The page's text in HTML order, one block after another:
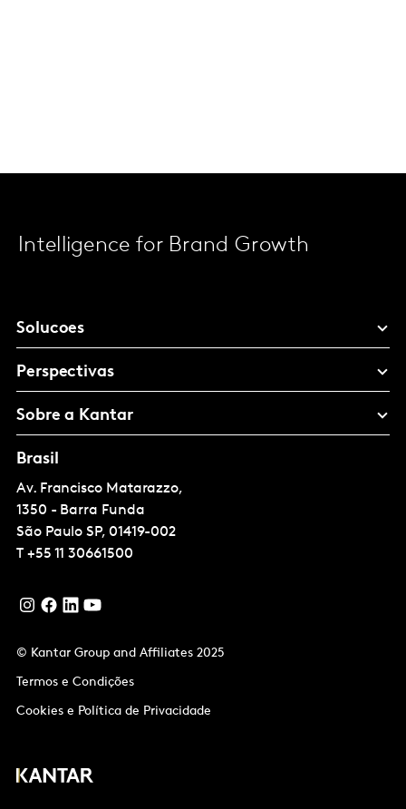
Intelligence for Brand Growth
Solucoes
Perspectivas
Sobre a Kantar
Brasil
Av. Francisco Matarazzo,
1350 - Barra Funda
São Paulo SP, 01419-002
T +55 11 30661500
© Kantar Group and Affiliates 2025
Termos e Condições
Cookies e Política de Privacidade